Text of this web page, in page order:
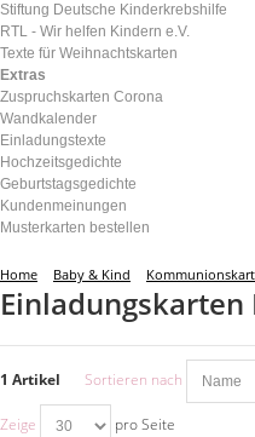
Stiftung Deutsche Kinderkrebshilfe
RTL - Wir helfen Kindern e.V.
Texte für Weihnachtskarten
Extras
Zuspruchskarten Corona
Wandkalender
Einladungstexte
Hochzeitsgedichte
Geburtstagsgedichte
Kundenmeinungen
Musterkarten bestellen
Home Baby & Kind
1 Artikel Sortieren nach
Zeige pro Seite